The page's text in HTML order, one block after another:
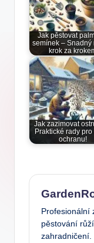
Jak pěstovat
semínek – Snadný
krok za
Jak zazimovat
Praktické rady pro
ochranu!
Profesionální
pěstování
zahradničení.